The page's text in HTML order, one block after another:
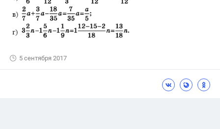
5 сентября 2017